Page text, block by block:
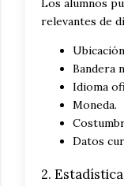
Los alumnos
relevantes de
Bandera
Idioma
Moneda.
Datos
2.